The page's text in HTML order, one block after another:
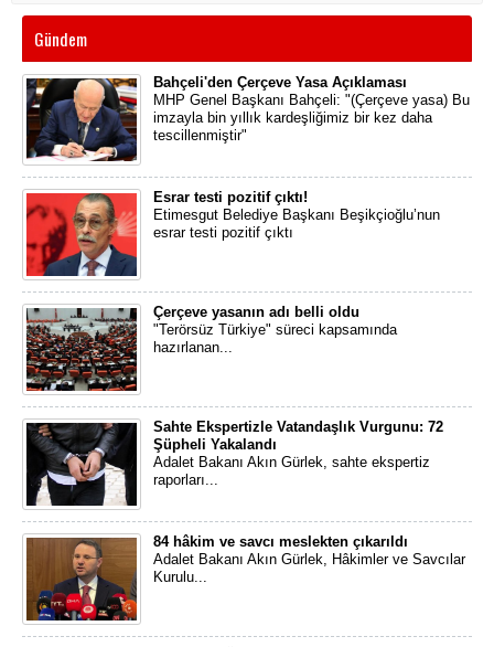
Gündem
Bahçeli'den Çerçeve Yasa Açıklaması
MHP Genel Başkanı Bahçeli: "(Çerçeve yasa) Bu
imzayla bin yıllık kardeşliğimiz bir kez daha
tescillenmiştir"
Esrar testi pozitif çıktı!
Etimesgut Belediye Başkanı Beşikçioğlu’nun
esrar testi pozitif çıktı
Çerçeve yasanın adı belli oldu
"Terörsüz Türkiye" süreci kapsamında
hazırlanan...
Sahte Ekspertizle Vatandaşlık Vurgunu: 72
Şüpheli Yakalandı
Adalet Bakanı Akın Gürlek, sahte ekspertiz
raporları...
84 hâkim ve savcı meslekten çıkarıldı
Adalet Bakanı Akın Gürlek, Hâkimler ve Savcılar
Kurulu...